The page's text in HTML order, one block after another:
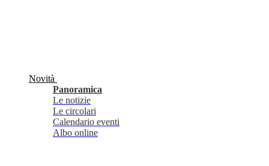
Novità
Panoramica
Le notizie
Le circolari
Calendario eventi
Albo online